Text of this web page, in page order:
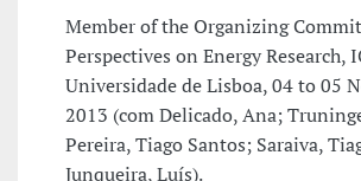
Member of the Organizing
Perspectives on Energy Research,
Universidade de Lisboa, 04 to 05
2013 (com Delicado, Ana;
Pereira, Tiago Santos; Saraiva,
Junqueira, Luís).